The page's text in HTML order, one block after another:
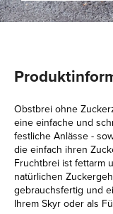
Obstbrei ohne
eine einfache und
festliche Anlässe -
die einfach ihren
Fruchtbrei ist fettarm
natürlichen
gebrauchsfertig und
Ihrem Skyr oder als